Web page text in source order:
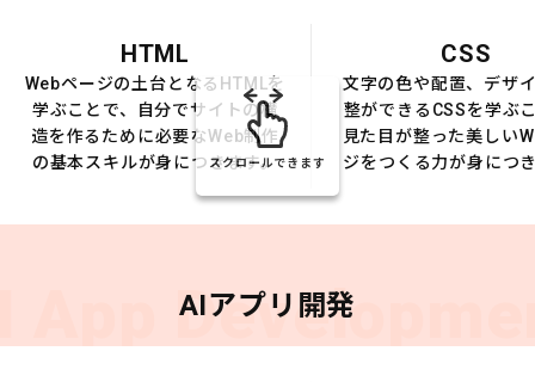
HTML
Webページの土台となるHTMLを
学ぶことで、自分でサイトの構
造を作るために必要なWeb制作
の基本スキルが身につきます。
CSS
文字の色や配置、デザ
整ができるCSSを学ぶ
見た目が整った美しい
ジをつくる力が身につ
スクロールできます
App AIアプリ開発